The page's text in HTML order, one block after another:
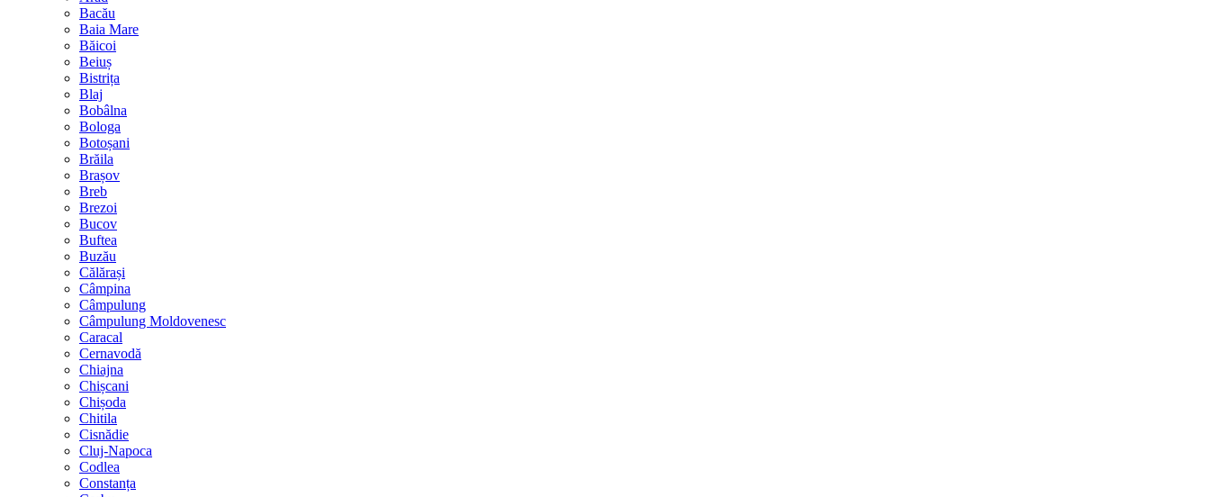
Bacău
Baia Mare
Băicoi
Beiuș
Bistrița
Blaj
Bobâlna
Bologa
Botoșani
Brăila
Brașov
Breb
Brezoi
Bucov
Buftea
Buzău
Călărași
Câmpina
Câmpulung
Câmpulung Moldovenesc
Caracal
Cernavodă
Chiajna
Chișcani
Chișoda
Chitila
Cisnădie
Cluj-Napoca
Codlea
Constanța